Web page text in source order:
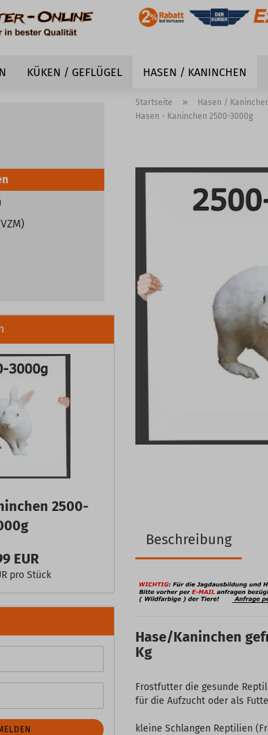
KÜKEN / GEFLÜGEL HASEN / KANINCHEN
Startseite » Hasen /
Hasen - Kaninchen 2500-3000g
Beschreibung
Hase/Kaninchen
Kg
Frostfutter die gesunde
für die Aufzucht oder als
kleine Schlangen Reptilien
2500-
EUR
pro Stück